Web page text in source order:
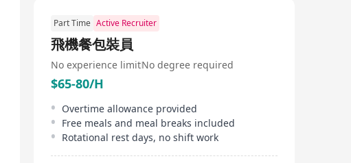
Part Time Active Recruiter
飛機餐包裝員
No experience limitNo degree required
$65-80/H
Overtime allowance provided
Free meals and meal breaks included
Rotational rest days, no shift work